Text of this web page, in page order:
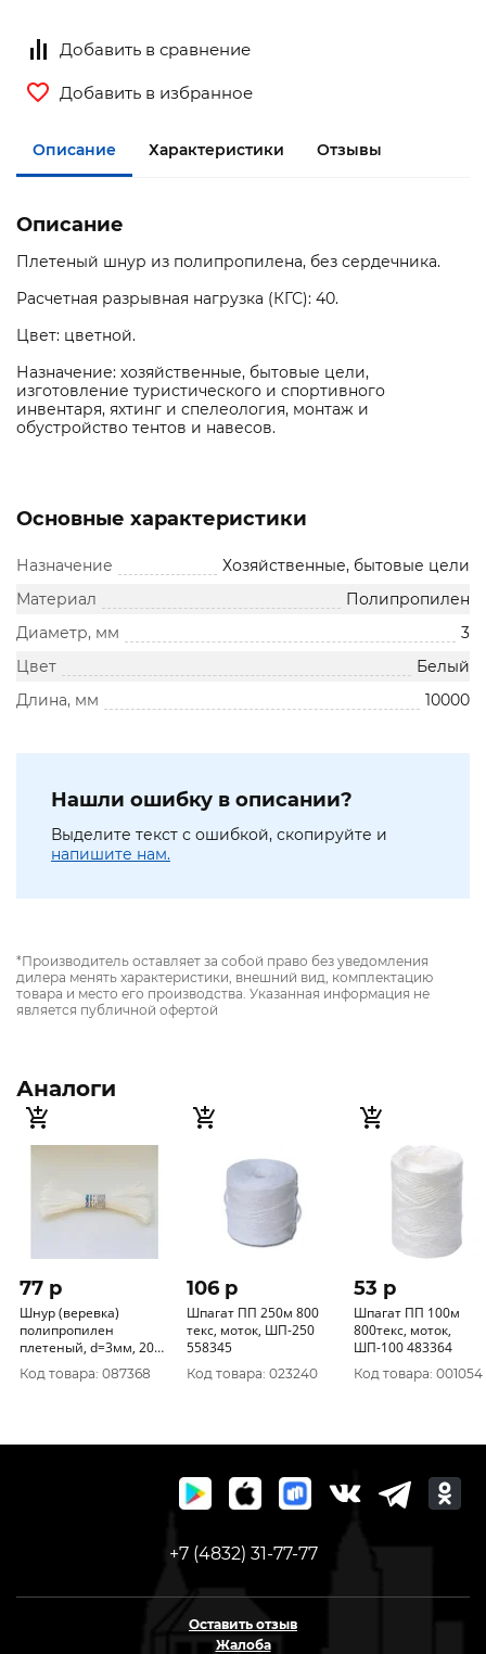
Добавить в сравнение
Добавить в избранное
Описание Характеристики Отзывы
Описание
Плетеный шнур из полипропилена, без сердечника.
Расчетная разрывная нагрузка (КГС): 40.
Цвет: цветной.
Назначение: хозяйственные, бытовые цели,
изготовление туристического и спортивного
инвентаря, яхтинг и спелеология, монтаж и
обустройство тентов и навесов.
Основные характеристики
Назначение
Хозяйственные, бытовые цели
Материал
Полипропилен
Диаметр, мм
3
Цвет
Белый
Длина, мм
10000
Нашли ошибку в описании?
Выделите текст с ошибкой, скопируйте и
напишите нам.
*Производитель оставляет за собой право без уведомления
дилера менять характеристики, внешний вид, комплектацию
товара и место его производства. Указанная информация не
является публичной офертой
Аналоги
77 p
Шнур (веревка)
полипропилен
плетеный, d=3мм, 20м,
бельевой, без
сердечника, 20214
Код товара: 087368
106 p
Шпагат ПП 250м 800
текс, моток, ШП-250
558345
Код товара: 023240
53 p
Шпагат ПП 100м
800текс, моток,
ШП-100 483364
Код товара: 001054
+7 (4832) 31-77-77
Оставить отзыв
Жалоба